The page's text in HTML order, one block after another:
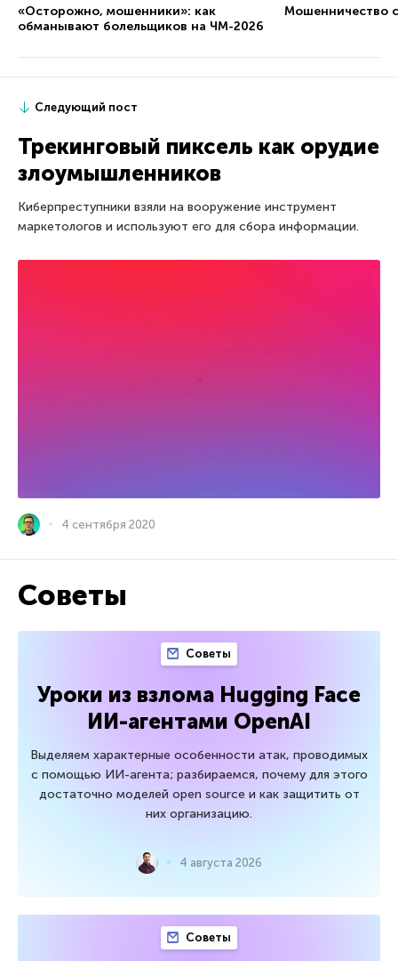
«Осторожно, мошенники»: как
обманывают болельщиков на ЧМ-2026
Мошенничество
Следующий пост
Трекинговый пиксель как орудие
злоумышленников
Киберпреступники взяли на вооружение инструмент
маркетологов и используют его для сбора информации.
4 сентября 2020
Советы
Советы
Уроки из взлома Hugging Face
ИИ-агентами OpenAI
Выделяем характерные особенности атак, проводимых
с помощью ИИ-агента; разбираемся, почему для этого
достаточно моделей open source и как защитить от
них организацию.
4 августа 2026
Советы